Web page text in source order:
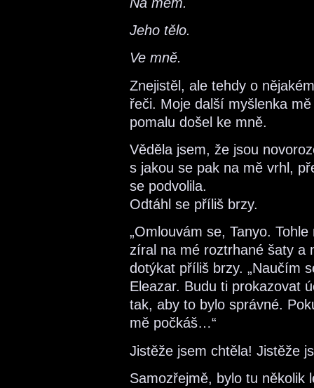
Jeho tělo.
Ve mně.
Znejistěl, ale tehdy o
řeči. Moje další myšlenka
pomalu došel ke mně.
Věděla jsem, že jsou
s jakou se pak na mě vrhl,
se podvolila.
Odtáhl se příliš brzy.
„Omlouvám se, Tanyo.
zíral na mé roztrhané šaty a
dotýkat příliš brzy. „Naučím
Eleazar. Budu ti prokazovat
tak, aby to bylo správné.
mě počkáš…“
Jistěže jsem chtěla! Jistěže
Samozřejmě, bylo tu několik